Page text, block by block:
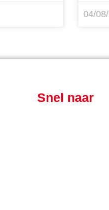
04/
Snel naar